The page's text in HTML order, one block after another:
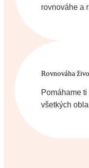
rovnováhe a
Rovnováha
Pomáhame
všetkých